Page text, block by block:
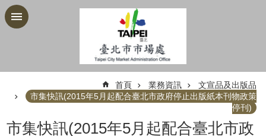
跳到主要內容區塊
首頁 業務資訊
文宣品及出版品
市集快訊(2015年5月起配合臺北市政府停止出版紙本刊物政策
停刊)
市集快訊(2015年5月起配合臺北市政